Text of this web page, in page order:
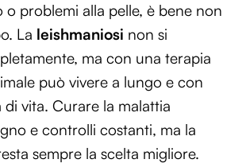
problemi alla pelle, è bene non
La leishmaniosi non si
ma con una terapia
può vivere a lungo e con
vita. Curare la malattia
e controlli costanti, ma la
sempre la scelta migliore.